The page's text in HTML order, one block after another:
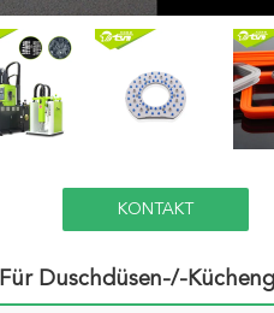
KONTAKT
Duschdüsen-/-